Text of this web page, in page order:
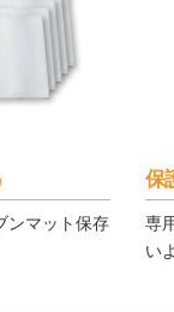
ンマット保存
保
専
い